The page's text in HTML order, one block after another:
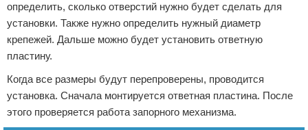
определить, сколько отверстий нужно будет сделать для
установки. Также нужно определить нужный диаметр
крепежей. Дальше можно будет установить ответную
пластину.
Когда все размеры будут перепроверены, проводится
установка. Сначала монтируется ответная пластина. После
этого проверяется работа запорного механизма.